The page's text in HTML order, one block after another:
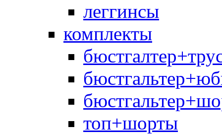
леггинсы
комплекты
топ+шорты